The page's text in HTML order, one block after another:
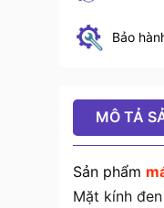
Bảo
MÔ TẢ
Sản phẩm
Mặt kính